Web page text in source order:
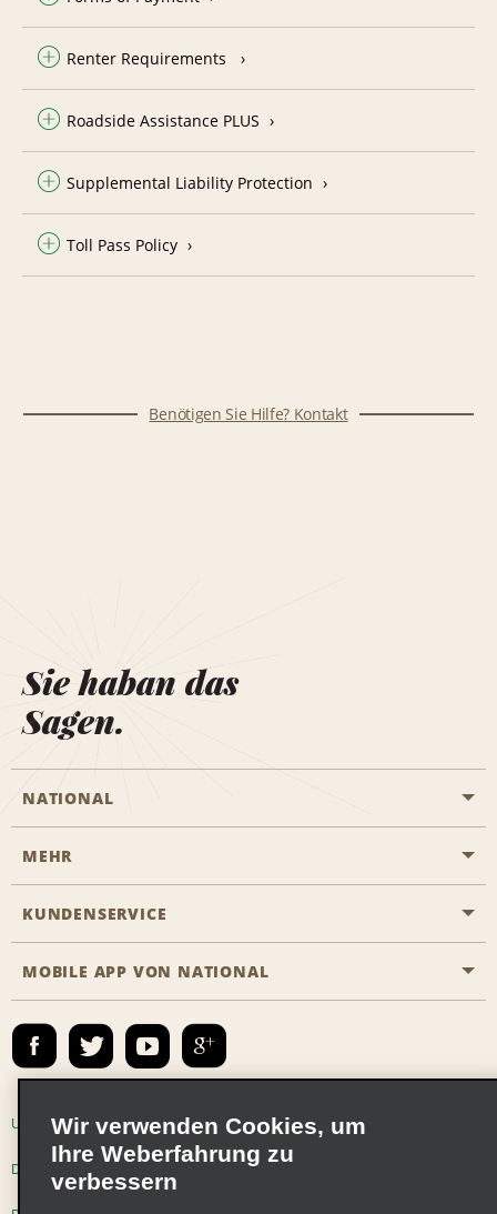
Renter Requirements
Roadside Assistance PLUS
Supplemental Liability Protection
Toll Pass Policy
Benötigen Sie Hilfe? Kontakt
Sie haban das
Sagen.
NATIONAL
Eine Reservierung vornehmen
Das Business Rental Programm
Emerald Club Anmelden
MEHR
Karriere
KUNDENSERVICE
Barrierefreiheit
E-Mail anmelden
MOBILE APP VON NATIONAL
Unternehmensinformationen Nutzungsbedingungen
Datenschutzrichtlinie Cookie-Richtlinie
Wir verwenden Cookies, um
Ihre Weberfahrung zu
verbessern